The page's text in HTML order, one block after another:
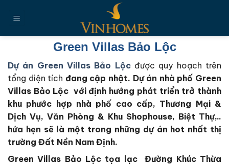
đến
Green Villas Bảo Lộc
Dự án Green Villas Bảo Lộc được quy hoạch trên
tổng diện tích đang cập nhật. Dự án nhà phố Green
Villas Bảo Lộc với định hướng phát triển trở thành
khu phước hợp nhà phố cao cấp, Thương Mại &
Dịch Vụ, Văn Phòng & Khu Shophouse, Biệt Thự,..
hứa hẹn sẽ là một trong những dự án hot nhất thị
trường Đất Nền Nam Định.
Green Villas Bảo Lộc tọa lạc Đường Khúc Thừa